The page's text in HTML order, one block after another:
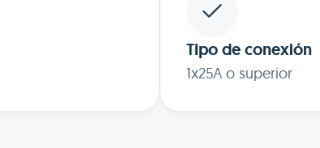
Tipo de conexión
1x25A o superior